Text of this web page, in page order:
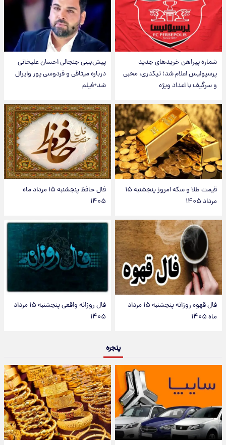
شماره پیراهن خریدهای جدید
پرسپولیس اعلام شد؛ تیکدری، محبی
و سرگیف با اعداد ویژه
پیش‌بینی جنجالی احسان علیخانی
درباره میثاقی و فردوسی پور وایرال
شد+فیلم
قیمت طلا و سکه امروز پنجشنبه ۱۵
مرداد ۱۴۰۵
فال حافظ پنجشنبه ۱۵ مرداد ماه
۱۴۰۵
فال قهوه روزانه پنجشنبه ۱۵ مرداد
ماه ۱۴۰۵
فال روزانه واقعی پنجشنبه ۱۵ مرداد
۱۴۰۵
پنجره